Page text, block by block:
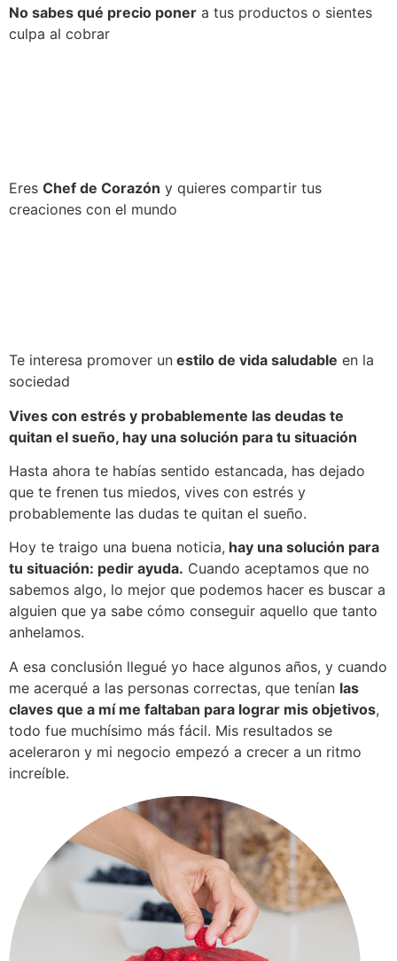
No sabes qué precio poner a tus productos o sientes
culpa al cobrar
Eres Chef de Corazón y quieres compartir tus
creaciones con el mundo
Te interesa promover un estilo de vida saludable en la
sociedad
Vives con estrés y probablemente las deudas te
quitan el sueño, hay una solución para tu situación
Hasta ahora te habías sentido estancada, has dejado
que te frenen tus miedos, vives con estrés y
probablemente las dudas te quitan el sueño.
Hoy te traigo una buena noticia, hay una solución para
tu situación: pedir ayuda. Cuando aceptamos que no
sabemos algo, lo mejor que podemos hacer es buscar a
alguien que ya sabe cómo conseguir aquello que tanto
anhelamos.
A esa conclusión llegué yo hace algunos años, y cuando
me acerqué a las personas correctas, que tenían las
claves que a mí me faltaban para lograr mis objetivos,
todo fue muchísimo más fácil. Mis resultados se
aceleraron y mi negocio empezó a crecer a un ritmo
increíble.